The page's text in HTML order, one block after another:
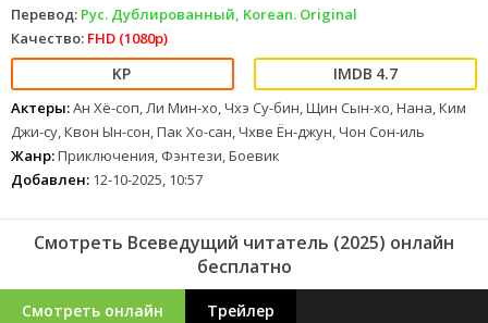
Перевод: Рус. Дублированный, Korean. Original
Качество: FHD (1080p)
4.7
Актеры:Ан Хё-соп, Ли Мин-хо, Чхэ Су-бин, Щин Сын-хо, Нана, Ким
Джи-су, Квон Ын-сон, Пак Хо-сан, Чхве Ён-джун, Чон Сон-иль
Жанр:Приключения, Фэнтези, Боевик
Добавлен: 12-10-2025, 10:57
Смотреть Всеведущий читатель (2025) онлайн
бесплатно
Смотреть онлайн Трейлер